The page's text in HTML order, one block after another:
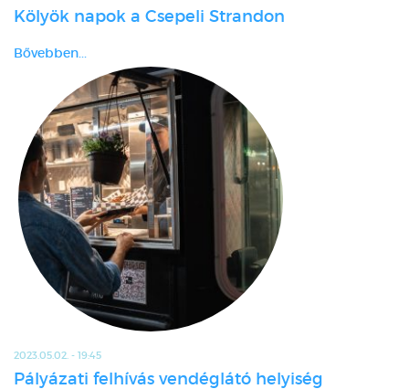
Kölyök napok a Csepeli Strandon
Bővebben...
2023.05.02. - 19:45
Pályázati felhívás vendéglátó helyiség